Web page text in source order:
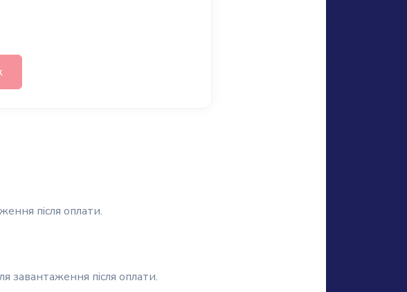
після оплати.
завантаження після оплати.